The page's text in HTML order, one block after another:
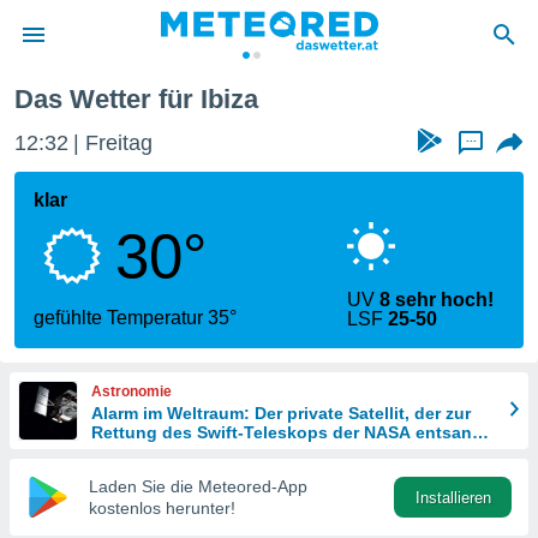
wurde
dass
sind.
diese
Das Wetter für Ibiza
12:33 Freitag ...
klar
30°
gefühlte Temperatur 35°
UV8 sehr hoch!
LSF25-50
Astronomie
Alarm im Weltraum: Der private Satellit, der zur
Rettung des Swift-Teleskops der NASA entsandt
Laden Sie die Meteored-App
kostenlos herunter!
Installieren